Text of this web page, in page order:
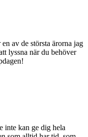
av de största ärorna jag
lyssna när du behöver
inte kan ge dig hela